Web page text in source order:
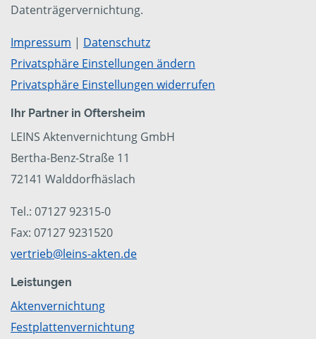
Datenträgervernichtung.
Impressum | Datenschutz
Privatsphäre Einstellungen ändern
Privatsphäre Einstellungen widerrufen
Ihr Partner in Oftersheim
LEINS Aktenvernichtung GmbH
Bertha-Benz-Straße 11
72141 Walddorfhäslach
Tel.: 07127 92315-0
Fax: 07127 9231520
vertrieb@leins-akten.de
Leistungen
Aktenvernichtung
Festplattenvernichtung